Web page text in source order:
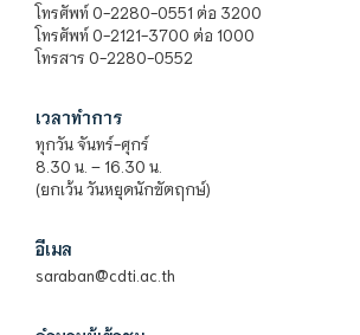
โทรศัพท์ 0-2280-0551 ต่อ 3200
โทรศัพท์ 0-2121-3700 ต่อ 1000
โทรสาร 0-2280-0552
เวลาทำการ
ทุกวัน จันทร์-ศุกร์
8.30 น. – 16.30 น.
(ยกเว้น วันหยุดนักขัตฤกษ์)
อีเมล
saraban@cdti.ac.th